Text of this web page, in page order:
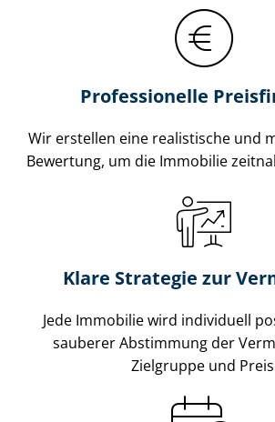
Professionelle
Wir erstellen eine realistische und
Bewertung, um die Immobilie
Klare Strategie zur
Jede Immobilie wird individuell
sauberer Abstimmung der
Zielgruppe und